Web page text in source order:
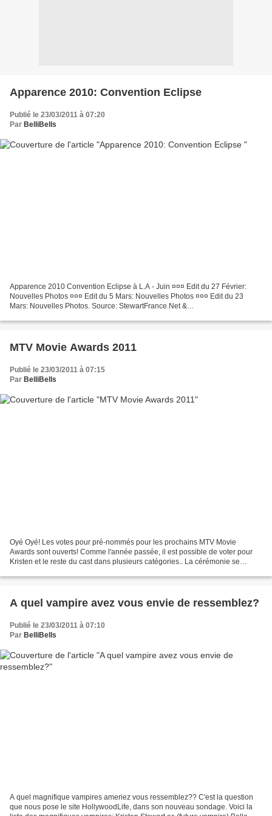
Apparence 2010: Convention Eclipse
Publié le 23/03/2011 à 07:20
Par BelliBells
Apparence 2010 Convention Eclipse à L.A - Juin ¤¤¤ Edit du 27 Février:
Nouvelles Photos ¤¤¤ Edit du 5 Mars: Nouvelles Photos ¤¤¤ Edit du 23
Mars: Nouvelles Photos. Source: StewartFrance.Net &
MTV Movie Awards 2011
Publié le 23/03/2011 à 07:15
Par BelliBells
Oyé Oyé! Les votes pour pré-nommés pour les prochains MTV Movie
Awards sont ouverts! Comme l'année passée, il est possible de voter pour
Kristen et le reste du cast dans plusieurs catégories.. La cérémonie se
A quel vampire avez vous envie de ressemblez?
Publié le 23/03/2011 à 07:10
Par BelliBells
A quel magnifique vampires ameriez vous ressemblez?? C'est la question
que nous pose le site HollywoodLife, dans son nouveau sondage. Voici la